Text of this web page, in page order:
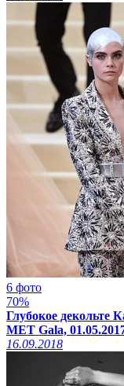
6 фото
70%
Глубокое декольте
MET Gala,
16.09.2018